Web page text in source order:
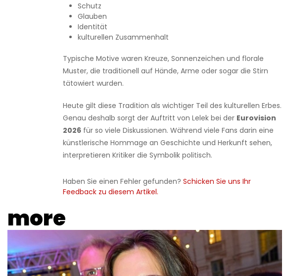
Schutz
Glauben
Identität
kulturellen Zusammenhalt
Typische Motive waren Kreuze, Sonnenzeichen und florale
Muster, die traditionell auf Hände, Arme oder sogar die Stirn
tätowiert wurden.
Heute gilt diese Tradition als wichtiger Teil des kulturellen Erbes.
Genau deshalb sorgt der Auftritt von Lelek bei der Eurovision
2026für so viele Diskussionen. Während viele Fans darin eine
künstlerische Hommage an Geschichte und Herkunft sehen,
interpretieren Kritiker die Symbolik politisch.
Haben Sie einen Fehler gefunden?Schicken Sie uns Ihr
Feedback zu diesem Artikel.
more